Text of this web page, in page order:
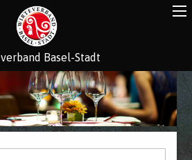
Basel-Stadt